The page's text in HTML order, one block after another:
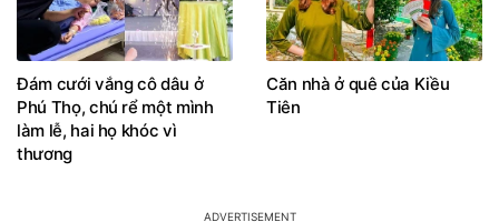
Đám cưới vắng cô dâu ở
Phú Thọ, chú rể một mình
làm lễ, hai họ khóc vì
thương
Căn nhà ở quê của Kiều
Tiên